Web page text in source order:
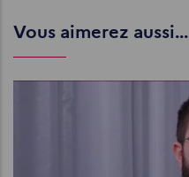
Vous aimerez aussi...